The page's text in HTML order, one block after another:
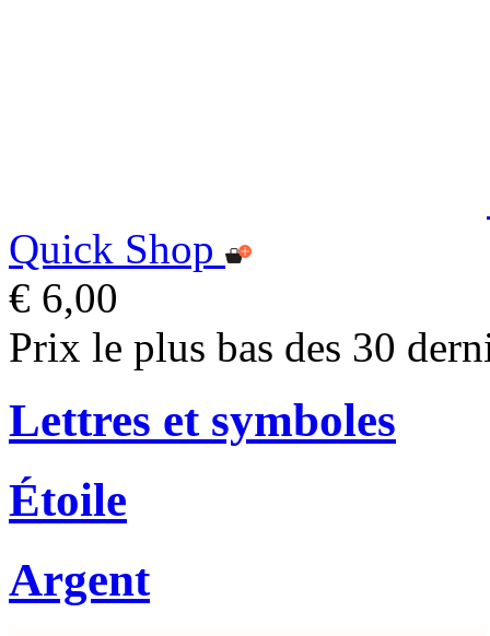
Quick Shop
€ 6,00
Prix le plus bas des 30
Lettres et symboles
Étoile
Argent